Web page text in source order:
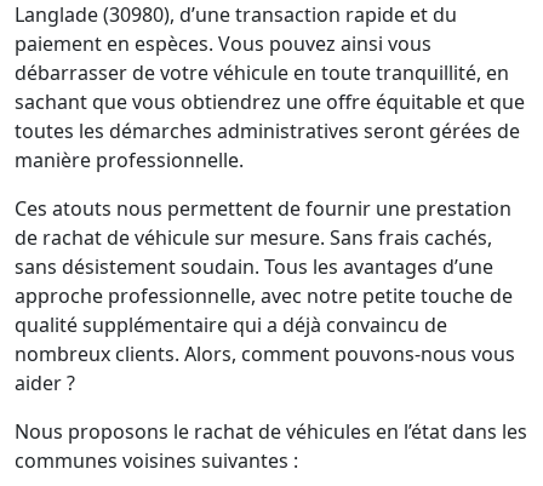
Langlade (30980), d’une transaction rapide et du
paiement en espèces. Vous pouvez ainsi vous
débarrasser de votre véhicule en toute tranquillité, en
sachant que vous obtiendrez une offre équitable et que
toutes les démarches administratives seront gérées de
manière professionnelle.
Ces atouts nous permettent de fournir une prestation
de rachat de véhicule sur mesure. Sans frais cachés,
sans désistement soudain. Tous les avantages d’une
approche professionnelle, avec notre petite touche de
qualité supplémentaire qui a déjà convaincu de
nombreux clients. Alors, comment pouvons-nous vous
aider ?
Nous proposons le rachat de véhicules en l’état dans les
communes voisines suivantes :